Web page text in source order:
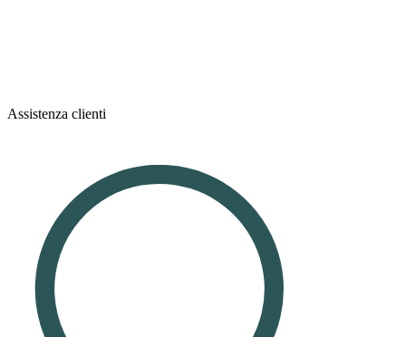
Assistenza clienti